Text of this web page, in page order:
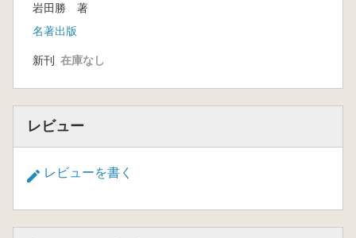
岩田勝 著
名著出版
新刊 在庫なし
レビュー
レビューを書く